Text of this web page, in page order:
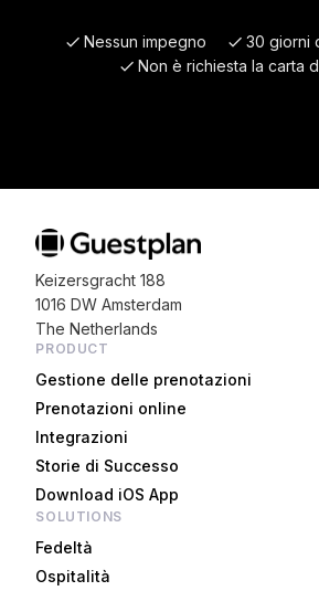
Nessun impegno
30 giorni
Non è richiesta la carta
Keizersgracht 188
1016 DW Amsterdam
The Netherlands
PRODUCT
Gestione delle prenotazioni
Prenotazioni online
Integrazioni
Storie di Successo
Download iOS App
SOLUTIONS
Fedeltà
Ospitalità